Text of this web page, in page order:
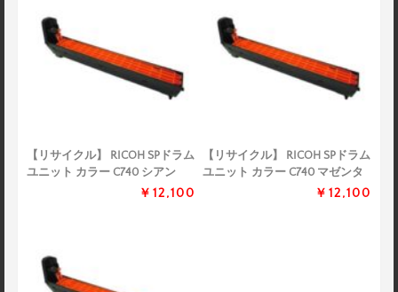
【リサイクル】 RICOH SPドラム
ユニット カラー C740 シアン
￥12,100
【リサイクル】 RICOH SPドラム
ユニット カラー C740 マゼンタ
￥12,100